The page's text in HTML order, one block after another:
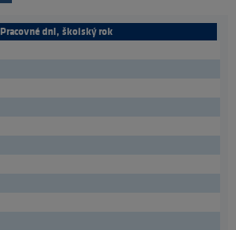
Pracovné dni, školský rok